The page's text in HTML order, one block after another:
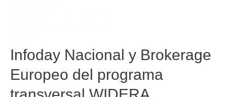
Infoday Nacional y Brokerage
Europeo del programa